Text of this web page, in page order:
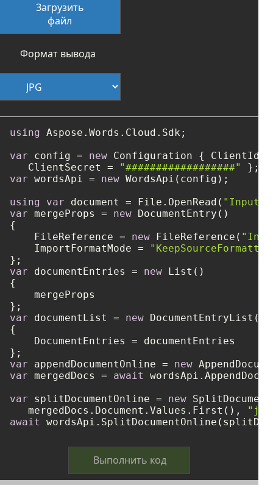
Загрузить
файл
Формат вывода
using Aspose.Words.Cloud.Sdk;
var config = new Configuration { ClientId
   ClientSecret =
"##################"
var wordsApi = new WordsApi(config);
using
var document = File.OpenRead(
var mergeProps = new DocumentEntry()
{
    FileReference =
new FileReference(
    ImportFormatMode =
var documentEntries = new List()
{
    mergeProps
var documentList = new DocumentEntryList()
{
    DocumentEntries = documentEntries
var appendDocumentOnline = new
var mergedDocs = await
var splitDocumentOnline = new
   mergedDocs.Document.Values.First(),
await
Выполнить код